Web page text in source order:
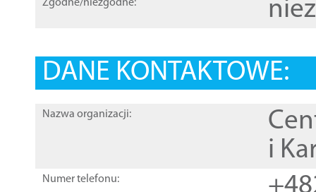
Zgodne/niezgodne:
DANE KONTAKTOWE:
Nazwa organizacji:
i
Numer telefonu: